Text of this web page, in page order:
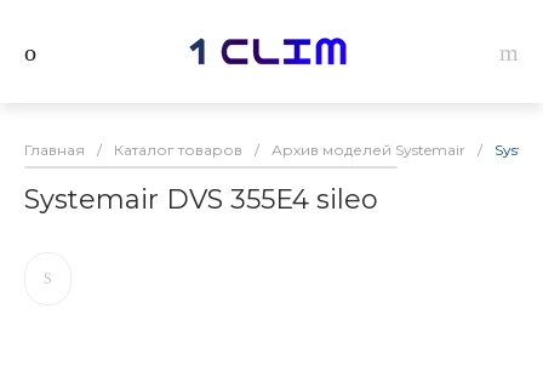
Главная / Каталог товаров / Архив моделей Systemair /
Systemair DVS 355E4 sileo